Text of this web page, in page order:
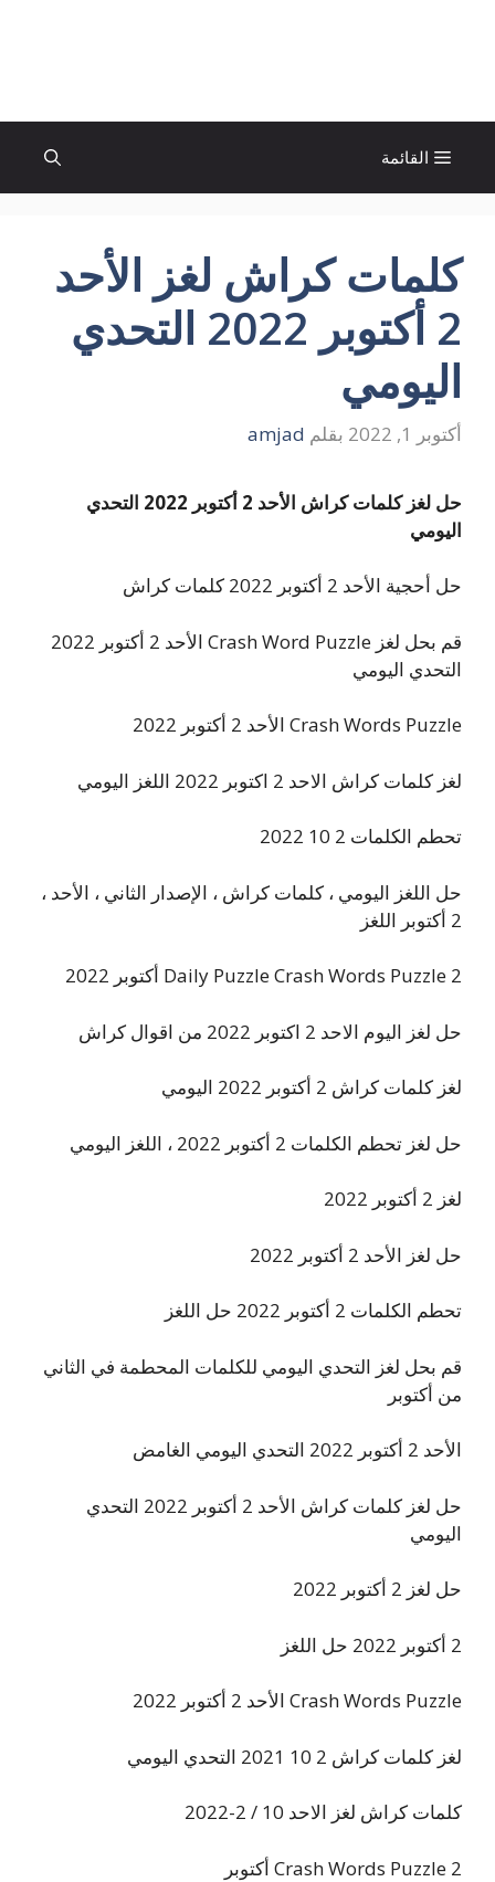
القائمة
كلمات كراش لغز الأحد
2 أكتوبر 2022 التحدي
اليومي
أكتوبر 1, 2022 بقلم amjad
حل لغز كلمات كراش الأحد 2 أكتوبر 2022 التحدي
اليومي
حل أحجية الأحد 2 أكتوبر 2022 كلمات كراش
قم بحل لغز Crash Word Puzzle الأحد 2 أكتوبر 2022
التحدي اليومي
Crash Words Puzzle الأحد 2 أكتوبر 2022
لغز كلمات كراش الاحد 2 اكتوبر 2022 اللغز اليومي
تحطم الكلمات 2 10 2022
حل اللغز اليومي ، كلمات كراش ، الإصدار الثاني ، الأحد ،
2 أكتوبر اللغز
Daily Puzzle Crash Words Puzzle 2 أكتوبر 2022
حل لغز اليوم الاحد 2 اكتوبر 2022 من اقوال كراش
لغز كلمات كراش 2 أكتوبر 2022 اليومي
حل لغز تحطم الكلمات 2 أكتوبر 2022 ، اللغز اليومي
لغز 2 أكتوبر 2022
حل لغز الأحد 2 أكتوبر 2022
تحطم الكلمات 2 أكتوبر 2022 حل اللغز
قم بحل لغز التحدي اليومي للكلمات المحطمة في الثاني
من أكتوبر
الأحد 2 أكتوبر 2022 التحدي اليومي الغامض
حل لغز كلمات كراش الأحد 2 أكتوبر 2022 التحدي
اليومي
حل لغز 2 أكتوبر 2022
2 أكتوبر 2022 حل اللغز
Crash Words Puzzle الأحد 2 أكتوبر 2022
لغز كلمات كراش 2 10 2021 التحدي اليومي
كلمات كراش لغز الاحد 10 / 2-2022
Crash Words Puzzle 2 أكتوبر